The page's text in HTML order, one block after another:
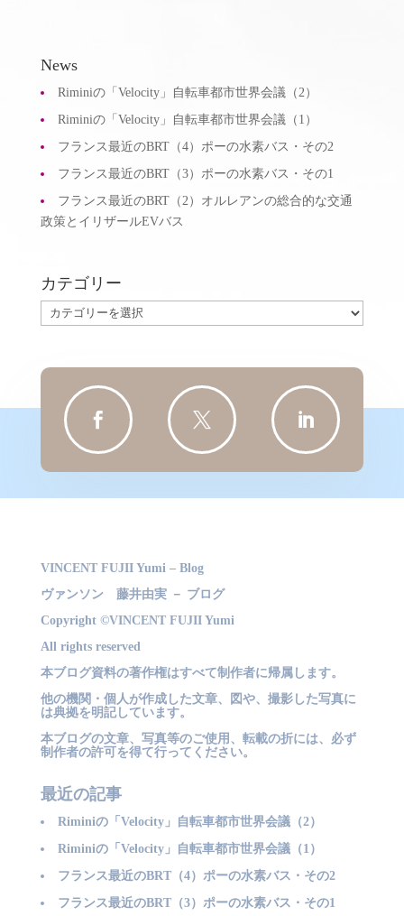
News
Riminiの「Velocity」自転車都市世界会議（2）
Riminiの「Velocity」自転車都市世界会議（1）
フランス最近のBRT（4）ポーの水素バス・その2
フランス最近のBRT（3）ポーの水素バス・その1
フランス最近のBRT（2）オルレアンの総合的な交通
政策とイリザールEVバス
カテゴリー
カ
リ
  
VINCENT FUJII Yumi – Blog
ヴァンソン 藤井由実 － ブログ
Copyright ©VINCENT FUJII Yumi
All rights reserved
本ブログ資料の著作権はすべて制作者に帰属します。
他の機関・個人が作成した文章、図や、撮影した写真に
は典拠を明記しています。
本ブログの文章、写真等のご使用、転載の折には、必ず
制作者の許可を得て行ってください。
最近の記事
Riminiの「Velocity」自転車都市世界会議（2）
Riminiの「Velocity」自転車都市世界会議（1）
フランス最近のBRT（4）ポーの水素バス・その2
フランス最近のBRT（3）ポーの水素バス・その1